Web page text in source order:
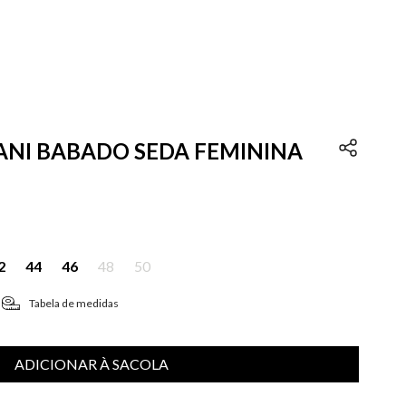
BABADO SEDA FEMININA
44 46 48 50
Tabela de medidas
ADICIONAR À SACOLA